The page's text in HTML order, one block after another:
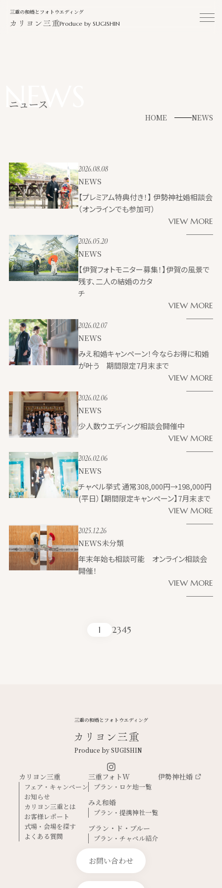
三重の和婚とフォトウエディング
Produce by SUGISHIN
NEWS
ニュース
HOME NEWS
2026.08.08
NEWS
【プレミアム特典付き！】 伊勢神社婚相談会
（オンラインでも参加可）
VIEW MORE
2026.05.20
NEWS
【伊賀フォトモニター募集！】伊賀の風景で
残す、二人の結婚のカタ
チ
VIEW MORE
2026.02.07
NEWS
みえ和婚キャンペーン！今ならお得に和婚
が叶う 期間限定7月末まで
VIEW MORE
2026.02.06
NEWS
少人数ウエディング相談会開催中
VIEW MORE
2026.02.06
NEWS
チャペル挙式 通常308,000円→198,000円
(平日）【期間限定キャンペーン】7月末まで
VIEW MORE
2025.12.26
NEWS未分類
年末年始も相談可能 オンライン相談会
開催！
VIEW MORE
1 2345
三重の和婚とフォトウエディング
Produce by SUGISHIN
カリヨン三重
フェア・キャンペーン
お知らせ
カリヨン三重とは
お客様レポート
式場・会場を探す
よくある質問
三重フォトW
プラン・ロケ地一覧
みえ和婚
プラン・提携神社一覧
ブラン・ド・ブルー
プラン・チャペル紹介
伊勢神社婚
お問い合わせ